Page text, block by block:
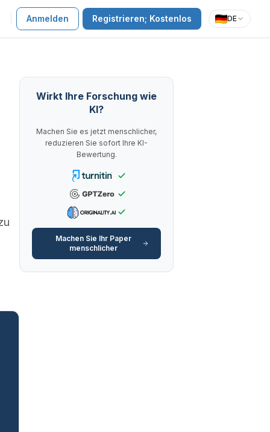
Anmelden Registrieren; Kostenlos DE
Wirkt Ihre Forschung wie
KI?
Machen Sie es jetzt menschlicher,
reduzieren Sie sofort Ihre KI-
Bewertung.
Machen Sie Ihr Paper
menschlicher